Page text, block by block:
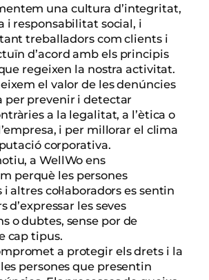
una cultura d’integritat,
i responsabilitat social, i
tant treballadors com clients i
d’acord amb els principis
regeixen la nostra activitat.
el valor de les denúncies
per prevenir i detectar
a la legalitat, a l’ètica o
i per millorar el clima
corporativa.
a WellWo ens
perquè les persones
altres col·laboradors es sentin
d’expressar les seves
o dubtes, sense por de
cap tipus.
a protegir els drets i la
persones que presentin